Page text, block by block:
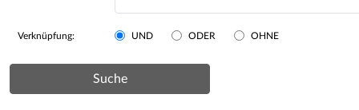
Verknüpfung: UND ODER OHNE
Suche